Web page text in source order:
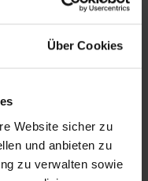
Über Cookies
Website sicher zu
und anbieten zu
zu verwalten sowie